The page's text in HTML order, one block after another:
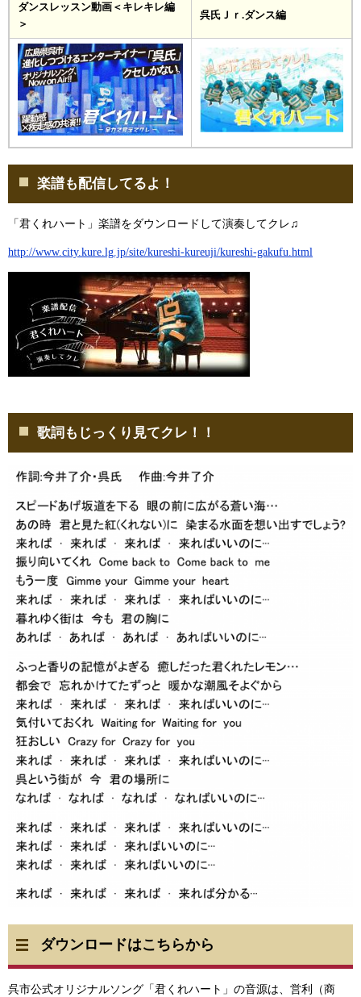
ダンスレッスン動画＜キレキレ編
＞
呉氏Ｊｒ.ダンス編
楽譜も配信してるよ！
「君くれハート」楽譜をダウンロードして演奏してクレ♫
http://www.city.kure.lg.jp/site/kureshi-kureuji/kureshi-gakufu.html
歌詞もじっくり見てクレ！！
ダウンロードはこちらから
呉市公式オリジナルソング「君くれハート」の音源は、営利（商